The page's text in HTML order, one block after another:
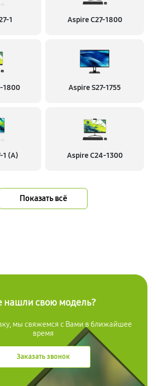
1 Aspire C27-1800
1800 Aspire S27-1755
1 (A) Aspire C24-1300
Показать всё
нашли свою модель?
мы свяжемся с Вами в ближайшее
время
Заказать звонок